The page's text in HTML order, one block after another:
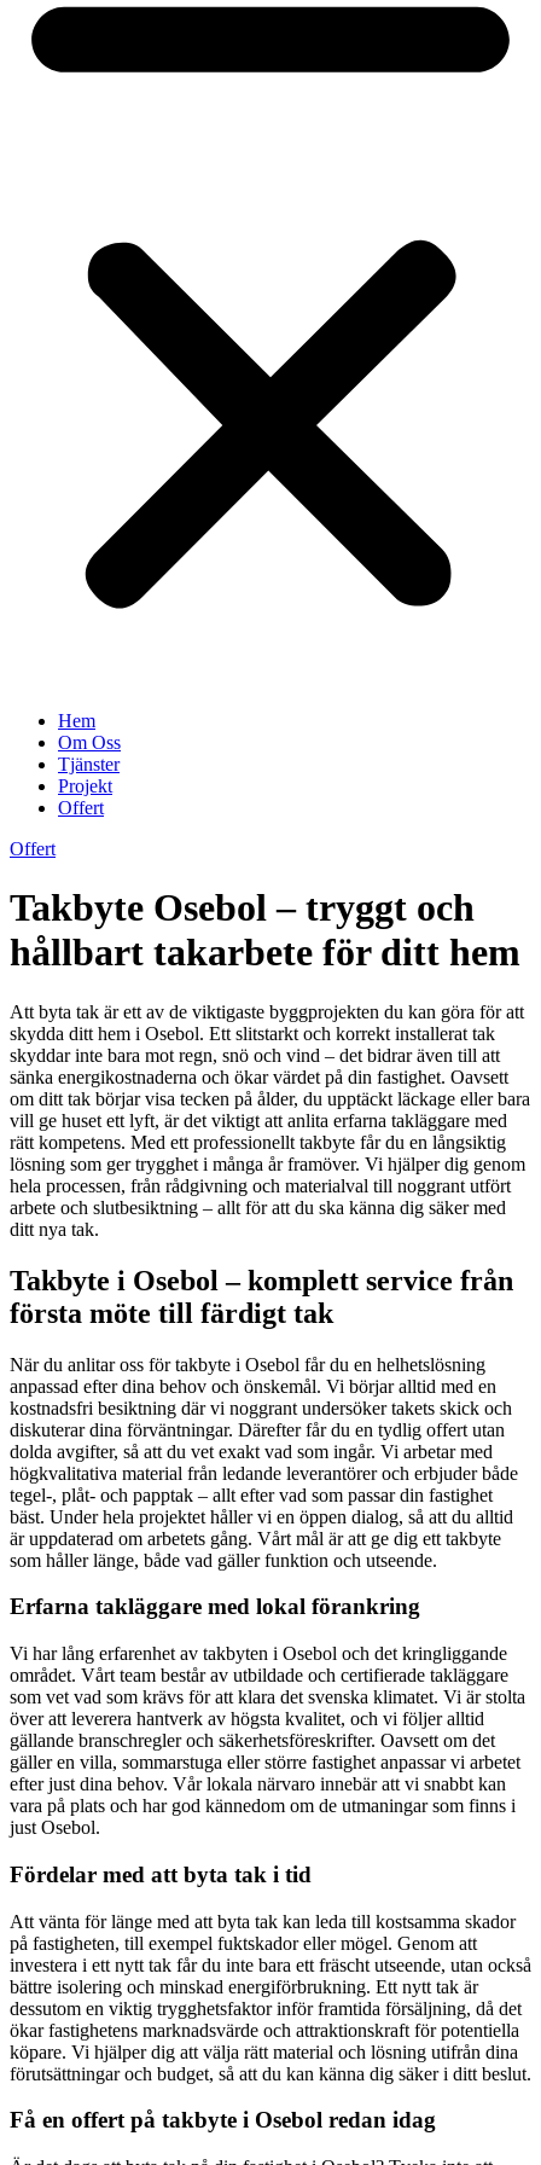
Hem
Om Oss
Tjänster
Projekt
Offert
Offert
Takbyte Osebol – tryggt och
hållbart takarbete för ditt hem
Att byta tak är ett av de viktigaste byggprojekten du kan göra för att
skydda ditt hem i Osebol. Ett slitstarkt och korrekt installerat tak
skyddar inte bara mot regn, snö och vind – det bidrar även till att
sänka energikostnaderna och ökar värdet på din fastighet. Oavsett
om ditt tak börjar visa tecken på ålder, du upptäckt läckage eller bara
vill ge huset ett lyft, är det viktigt att anlita erfarna takläggare med
rätt kompetens. Med ett professionellt takbyte får du en långsiktig
lösning som ger trygghet i många år framöver. Vi hjälper dig genom
hela processen, från rådgivning och materialval till noggrant utfört
arbete och slutbesiktning – allt för att du ska känna dig säker med
ditt nya tak.
Takbyte i Osebol – komplett service från
första möte till färdigt tak
När du anlitar oss för takbyte i Osebol får du en helhetslösning
anpassad efter dina behov och önskemål. Vi börjar alltid med en
kostnadsfri besiktning där vi noggrant undersöker takets skick och
diskuterar dina förväntningar. Därefter får du en tydlig offert utan
dolda avgifter, så att du vet exakt vad som ingår. Vi arbetar med
högkvalitativa material från ledande leverantörer och erbjuder både
tegel-, plåt- och papptak – allt efter vad som passar din fastighet
bäst. Under hela projektet håller vi en öppen dialog, så att du alltid
är uppdaterad om arbetets gång. Vårt mål är att ge dig ett takbyte
som håller länge, både vad gäller funktion och utseende.
Erfarna takläggare med lokal förankring
Vi har lång erfarenhet av takbyten i Osebol och det kringliggande
området. Vårt team består av utbildade och certifierade takläggare
som vet vad som krävs för att klara det svenska klimatet. Vi är stolta
över att leverera hantverk av högsta kvalitet, och vi följer alltid
gällande branschregler och säkerhetsföreskrifter. Oavsett om det
gäller en villa, sommarstuga eller större fastighet anpassar vi arbetet
efter just dina behov. Vår lokala närvaro innebär att vi snabbt kan
vara på plats och har god kännedom om de utmaningar som finns i
just Osebol.
Fördelar med att byta tak i tid
Att vänta för länge med att byta tak kan leda till kostsamma skador
på fastigheten, till exempel fuktskador eller mögel. Genom att
investera i ett nytt tak får du inte bara ett fräscht utseende, utan också
bättre isolering och minskad energiförbrukning. Ett nytt tak är
dessutom en viktig trygghetsfaktor inför framtida försäljning, då det
ökar fastighetens marknadsvärde och attraktionskraft för potentiella
köpare. Vi hjälper dig att välja rätt material och lösning utifrån dina
förutsättningar och budget, så att du kan känna dig säker i ditt beslut.
Få en offert på takbyte i Osebol redan idag